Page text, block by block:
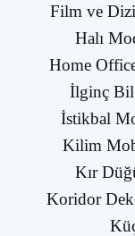
Film ve
Halı
Home
İlginç
İstikbal
Kilim
Kır
Koridor